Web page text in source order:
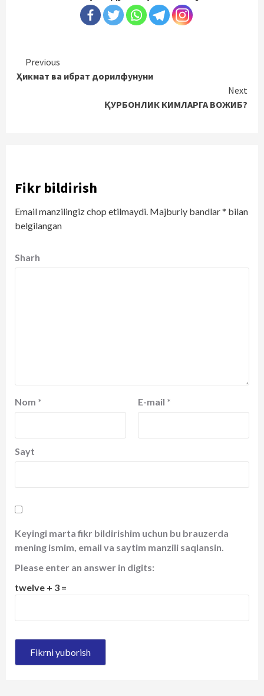
Continue
Reading
Previous
Ҳикмат ва ибрат дорилфунуни
Next
ҚУРБОНЛИК КИМЛАРГА ВОЖИБ?
Fikr bildirish
Email manzilingiz chop etilmaydi. Majburiy bandlar* bilan
belgilangan
Sharh
Nom * E-mail *
Sayt
Keyingi marta fikr bildirishim uchun bu brauzerda
mening ismim, email va saytim manzili saqlansin.
Please enter an answer in digits:
twelve + 3 =